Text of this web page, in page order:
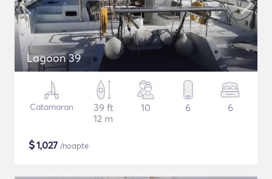
Lagoon 39
Catamaran
39 ft
12 m
10 6 6
$1,027 /noapte